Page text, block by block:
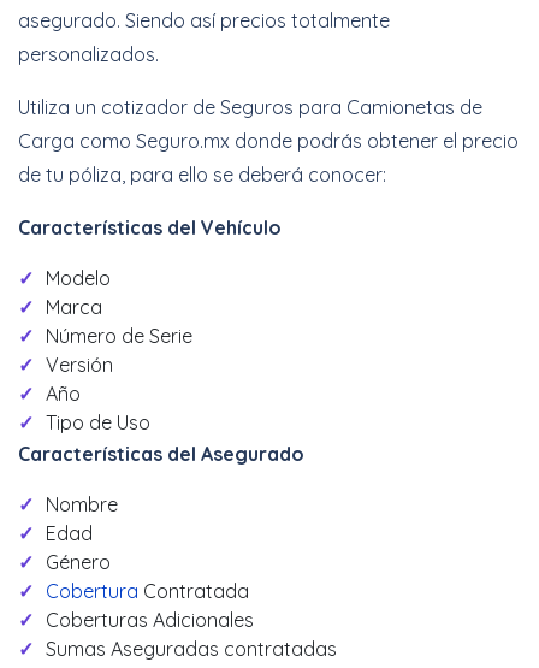
asegurado. Siendo así precios totalmente
personalizados.
Utiliza un cotizador de Seguros para Camionetas de
Carga como Seguro.mx donde podrás obtener el precio
de tu póliza, para ello se deberá conocer:
Características del Vehículo
Modelo
Marca
Número de Serie
Versión
Año
Tipo de Uso
Características del Asegurado
Nombre
Edad
Género
Cobertura Contratada
Coberturas Adicionales
Sumas Aseguradas contratadas